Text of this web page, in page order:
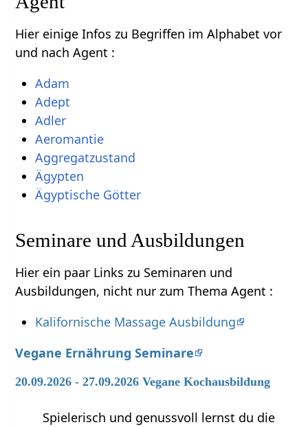
Hier einige Infos zu Begriffen im Alphabet vor
und nach Agent :
Adam
Adept
Adler
Aeromantie
Aggregatzustand
Ägypten
Ägyptische Götter
Seminare und Ausbildungen
Hier ein paar Links zu Seminaren und
Ausbildungen, nicht nur zum Thema Agent :
Kalifornische Massage Ausbildung
Vegane Ernährung Seminare
20.09.2026 - 27.09.2026 Vegane Kochausbildung
Spielerisch und genussvoll lernst du die